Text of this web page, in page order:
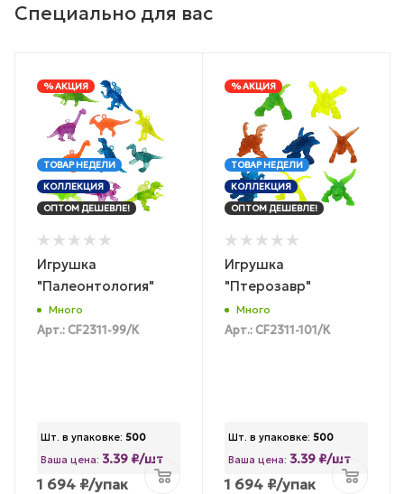
Специально для вас
% АКЦИЯ
ТОВАР НЕДЕЛИ
КОЛЛЕКЦИЯ
ОПТОМ ДЕШЕВЛЕ!
Игрушка
"Палеонтология"
Много
Арт.: CF2311-99/К
Шт. в упаковке: 500
Ваша цена: 3.39 ₽/шт
1 694 ₽/упак
% АКЦИЯ
ТОВАР НЕДЕЛИ
КОЛЛЕКЦИЯ
ОПТОМ ДЕШЕВЛЕ!
Игрушка
"Птерозавр"
Много
Арт.: CF2311-101/К
Шт. в упаковке: 500
Ваша цена: 3.39 ₽/шт
1 694 ₽/упак